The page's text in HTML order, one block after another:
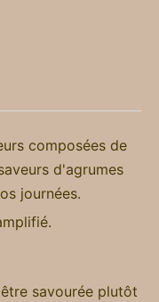
composées de
d'agrumes
journées.
savourée plutôt